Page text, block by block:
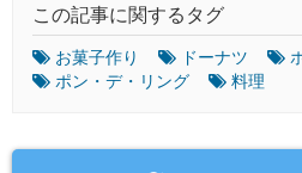
この記事に関するタグ
お菓子作り ドーナツ
ポン・デ・リング
料理